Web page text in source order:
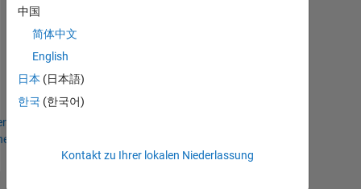
First Answer
28 Jul 2021
中国
简体中文
English
日本 (日本語)
한국 (한국어)
Kontakt zu Ihrer lokalen Niederlassung